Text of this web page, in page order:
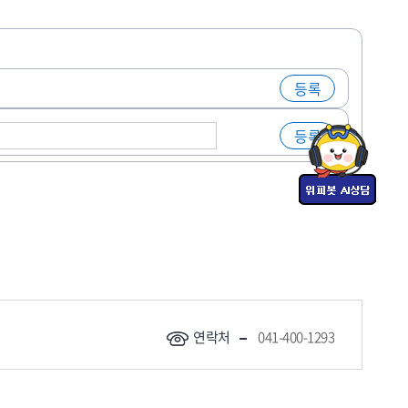
연락처 041-400-1293